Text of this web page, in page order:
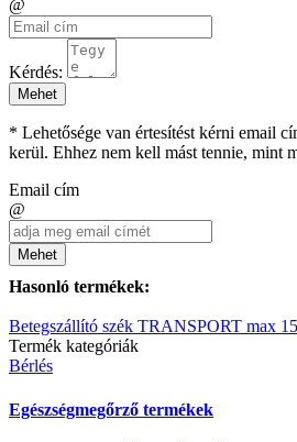
@
Kérdés:
Mehet
* Lehetősége van értesítést kérni email
kerül. Ehhez nem kell mást tennie, mint
Email cím
@
Mehet
Hasonló termékek:
Betegszállító szék TRANSPORT max
Termék kategóriák
Bérlés
Egészségmegőrző termékek